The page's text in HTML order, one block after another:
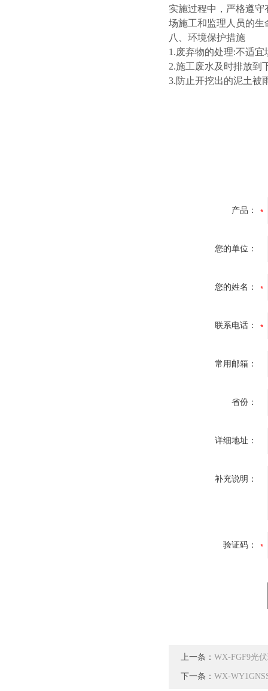
实施过程中，严格遵
场施工和监理人员的生
八、环境保护措施
1.废弃物的处理:不适
2.施工废水及时排放到
3.防止开挖出的泥土被
产品：
您的单位：
您的姓名：
联系电话：
常用邮箱：
省份：
详细地址：
补充说明：
验证码：
上一条： WX-FGF9光
下一条： WX-